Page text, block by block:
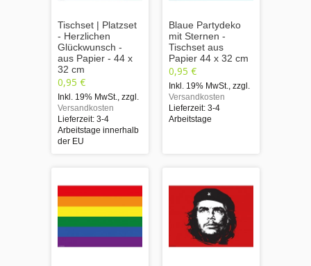
Tischset | Platzset
- Herzlichen
Glückwunsch -
aus Papier - 44 x
32 cm
0,95 €
Inkl. 19% MwSt., zzgl.
Versandkosten
Lieferzeit: 3-4
Arbeitstage innerhalb
der EU
Blaue Partydeko
mit Sternen -
Tischset aus
Papier 44 x 32 cm
0,95 €
Inkl. 19% MwSt., zzgl.
Versandkosten
Lieferzeit: 3-4
Arbeitstage